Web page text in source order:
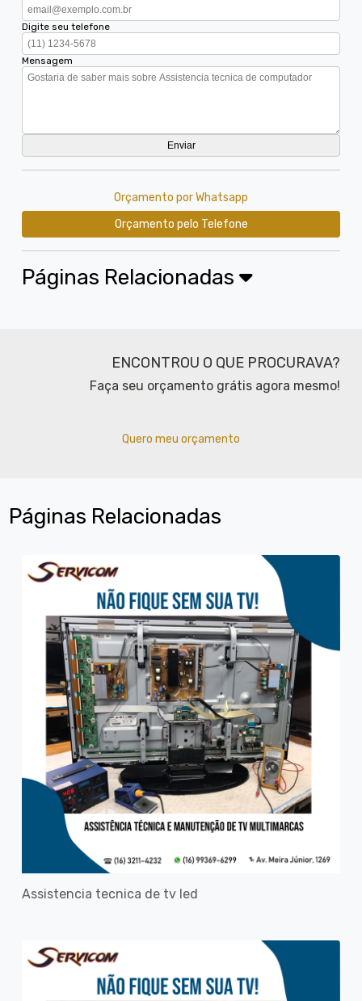
Digite seu telefone
Mensagem
Orçamento por Whatsapp
Orçamento pelo Telefone
Páginas Relacionadas
ENCONTROU O QUE PROCURAVA?
Faça seu orçamento grátis agora mesmo!
Quero meu orçamento
Páginas Relacionadas
Assistencia tecnica de tv led